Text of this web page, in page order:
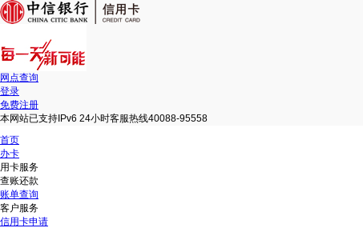
网点查询
登录
免费注册
本网站已支持IPv6 24小时客服热线40088-95558
首页
办卡
用卡服务
查账还款
账单查询
客户服务
信用卡申请